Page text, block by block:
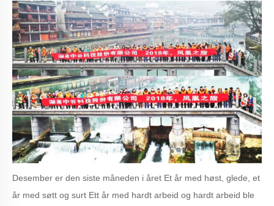
Desember er den siste måneden i året Et år med høst, glede, et
år med søtt og surt Ett år med hardt arbeid og hardt arbeid ble